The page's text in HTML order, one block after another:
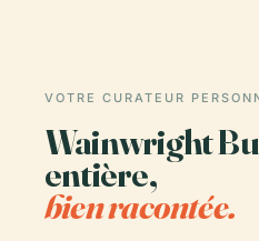
VOTRE CURATEUR
Wainwright
entière,
bien racontée.